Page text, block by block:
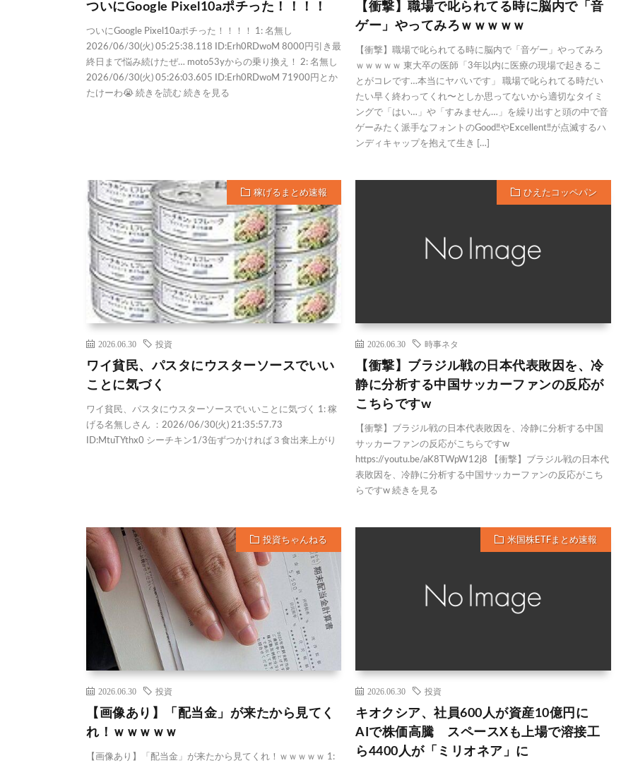
ついにGoogle Pixel10aポチった！！！！
ついにGoogle Pixel10aポチった！！！！ 1: 名無し
2026/06/30(火) 05:25:38.118 ID:Erh0RDwoM 8000円引き最
終日まで悩み続けたぜ… moto53yからの乗り換え！ 2: 名無し
2026/06/30(火) 05:26:03.605 ID:Erh0RDwoM 71900円とか
たけーわ😭 続きを読む 続きを見る
【衝撃】職場で叱られてる時に脳内で「音
ゲー」やってみろｗｗｗｗｗ
【衝撃】職場で叱られてる時に脳内で「音ゲー」やってみろ
ｗｗｗｗｗ 東大卒の医師「3年以内に医療の現場で起きるこ
とがコレです…本当にヤバいです」 職場で叱られてる時だい
たい早く終わってくれ〜としか思ってないから適切なタイミ
ングで「はい…」や「すみません…」を繰り出すと頭の中で音
ゲーみたく派手なフォントのGood‼︎やExcellent‼︎が点滅するハ
ンディキャップを抱えて生き […]
稼げるまとめ速報
2026.06.30 投資
ワイ貧民、パスタにウスターソースでいい
ことに気づく
ワイ貧民、パスタにウスターソースでいいことに気づく 1: 稼
げる名無しさん ：2026/06/30(火) 21:35:57.73
ID:MtuTYthx0 シーチキン1/3缶ずつかければ３食出来上がり
ひえたコッペパン
2026.06.30 時事ネタ
【衝撃】ブラジル戦の日本代表敗因を、冷
静に分析する中国サッカーファンの反応が
こちらですw
【衝撃】ブラジル戦の日本代表敗因を、冷静に分析する中国
サッカーファンの反応がこちらですw
https://youtu.be/aK8TWpW12j8 【衝撃】ブラジル戦の日本代
表敗因を、冷静に分析する中国サッカーファンの反応がこち
らですw 続きを見る
投資ちゃんねる
2026.06.30 投資
【画像あり】「配当金」が来たから見てく
れ！ｗｗｗｗｗ
【画像あり】「配当金」が来たから見てくれ！ｗｗｗｗｗ 1:
米国株ETFまとめ速報
2026.06.30 投資
キオクシア、社員600人が資産10億円に
AIで株価高騰 スペースXも上場で溶接工
ら4400人が「ミリオネア」に